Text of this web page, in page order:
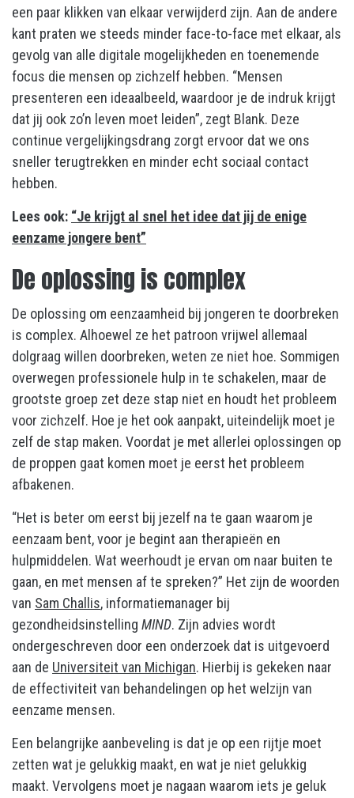
een paar klikken van elkaar verwijderd zijn. Aan de andere
kant praten we steeds minder face-to-face met elkaar, als
gevolg van alle digitale mogelijkheden en toenemende
focus die mensen op zichzelf hebben. “Mensen
presenteren een ideaalbeeld, waardoor je de indruk krijgt
dat jij ook zo’n leven moet leiden”, zegt Blank. Deze
continue vergelijkingsdrang zorgt ervoor dat we ons
sneller terugtrekken en minder echt sociaal contact
hebben.
Lees ook: “Je krijgt al snel het idee dat jij de enige
eenzame jongere bent”
De oplossing is complex
De oplossing om eenzaamheid bij jongeren te doorbreken
is complex. Alhoewel ze het patroon vrijwel allemaal
dolgraag willen doorbreken, weten ze niet hoe. Sommigen
overwegen professionele hulp in te schakelen, maar de
grootste groep zet deze stap niet en houdt het probleem
voor zichzelf. Hoe je het ook aanpakt, uiteindelijk moet je
zelf de stap maken. Voordat je met allerlei oplossingen op
de proppen gaat komen moet je eerst het probleem
afbakenen.
“Het is beter om eerst bij jezelf na te gaan waarom je
eenzaam bent, voor je begint aan therapieën en
hulpmiddelen. Wat weerhoudt je ervan om naar buiten te
gaan, en met mensen af te spreken?” Het zijn de woorden
van Sam Challis, informatiemanager bij
gezondheidsinstelling MIND. Zijn advies wordt
ondergeschreven door een onderzoek dat is uitgevoerd
aan de Universiteit van Michigan. Hierbij is gekeken naar
de effectiviteit van behandelingen op het welzijn van
eenzame mensen.
Een belangrijke aanbeveling is dat je op een rijtje moet
zetten wat je gelukkig maakt, en wat je niet gelukkig
maakt. Vervolgens moet je nagaan waarom iets je geluk